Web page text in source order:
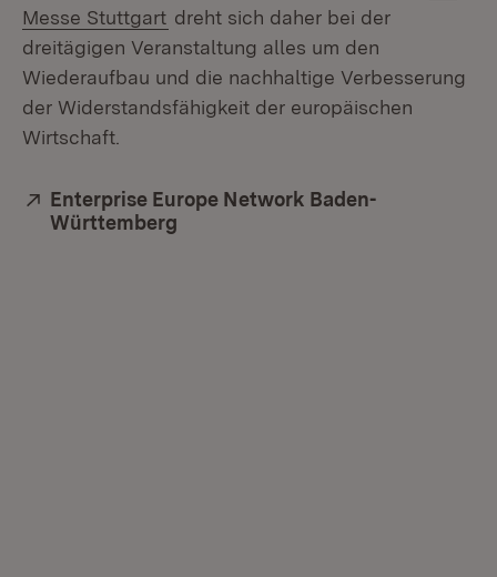
Messe Stuttgart (Öffnet in neuem Fenster)
dreht sich daher bei der
dreitägigen Veranstaltung alles um den
Wiederaufbau und die nachhaltige Verbesserung
der Widerstandsfähigkeit der europäischen
Wirtschaft.
Extern:
Enterprise Europe Network Baden-
Württemberg